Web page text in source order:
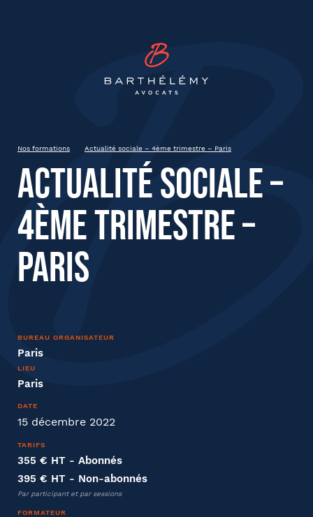
Nos formations Actualité sociale – 4ème trimestre – Paris
Actualité sociale –
4ème trimestre –
Paris
BUREAU ORGANISATEUR
Paris
LIEU
Paris
DATE
15 décembre 2022
TARIFS
355 € HT - Abonnés
395 € HT - Non-abonnés
Par participant et par sessions
FORMATEUR
Actualité sociale – 4ème
trimestre – Paris
État civil
Prénom
Société
Fonction